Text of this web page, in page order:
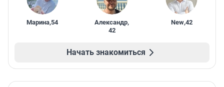
Марина,54 Александр,
42
New,42
Начать знакомиться